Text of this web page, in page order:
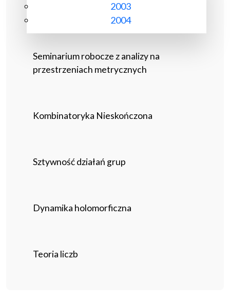
2003
2004
Seminarium robocze z analizy na
przestrzeniach metrycznych
Kombinatoryka Nieskończona
Sztywność działań grup
Dynamika holomorficzna
Teoria liczb